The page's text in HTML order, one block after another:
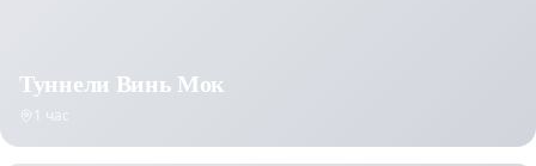
Туннели Винь Мок
1 час